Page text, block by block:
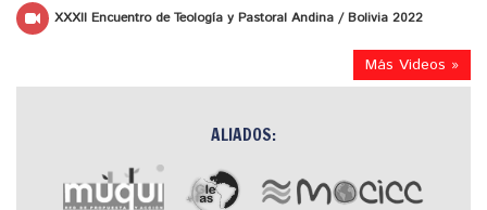
XXXII Encuentro de Teología y Pastoral Andina / Bolivia 2022
Más Videos »
ALIADOS: